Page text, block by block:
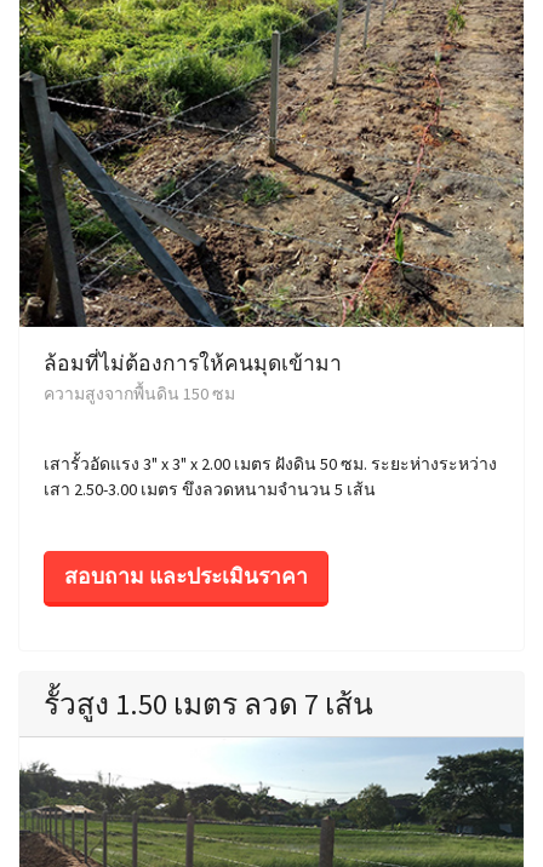
ล้อมที่ไม่ต้องการให้คนมุดเข้ามา
ความสูงจากพื้นดิน 150 ซม
เสารั้วอัดแรง 3" x 3" x 2.00 เมตร ฝังดิน 50 ซม. ระยะห่างระหว่าง
เสา 2.50-3.00 เมตร ขึงลวดหนามจำนวน 5 เส้น
สอบถาม และประเมินราคา
รั้วสูง 1.50 เมตร ลวด 7 เส้น